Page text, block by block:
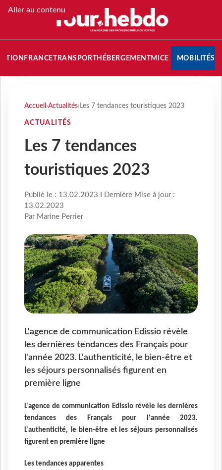
Aller au contenu
FRANCETRANSPORT HÉBERGEMENTMICE MOBILITÉS
Accueil ›Actualités› Les 7 tendances touristiques 2023
ACTUALITÉS
Les 7 tendances
touristiques 2023
Publié le : 13.02.2023 I Dernière Mise à jour :
13.02.2023
Par Marine Perrier
L'agence de communication Edissio révèle
les dernières tendances des Français pour
l'année 2023. L'authenticité, le bien-être et
les séjours personnalisés figurent en
première ligne
L'agence de communication Edissio révèle les dernières
tendances des Français pour l'année 2023.
L'authenticité, le bien-être et les séjours personnalisés
figurent en première ligne
Les tendances apparentes